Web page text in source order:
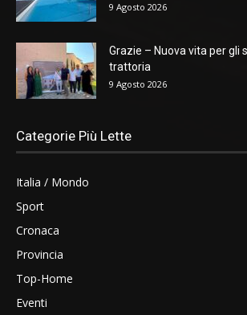
9 Agosto 2026
Grazie – Nuova vita per gli
trattoria
9 Agosto 2026
Categorie Più Lette
Italia / Mondo
Sport
Cronaca
Provincia
Top-Home
Eventi